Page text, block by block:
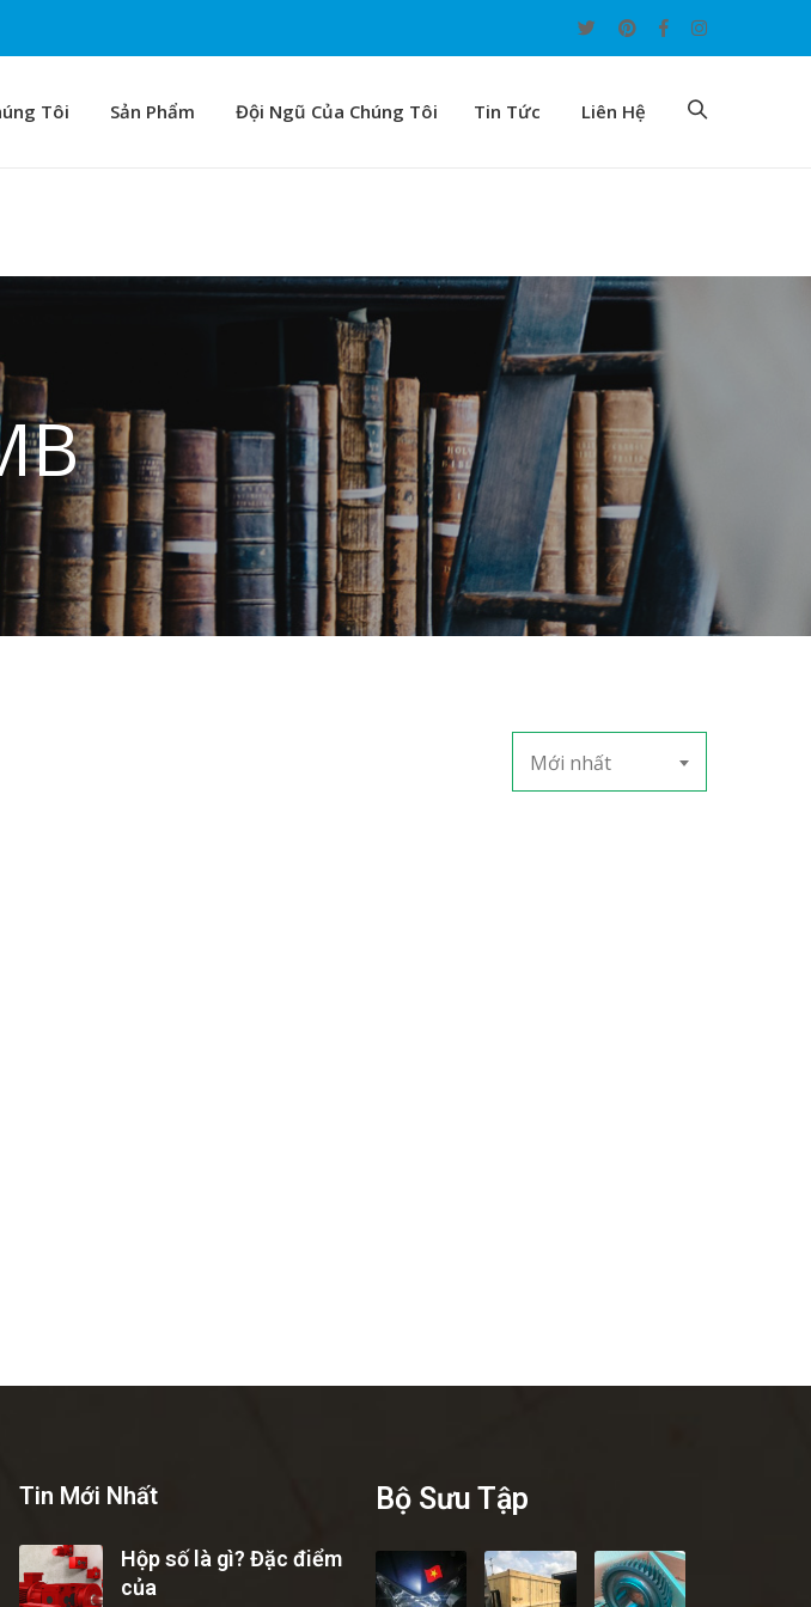
Tôi Sản Phẩm Đội Ngũ Của Chúng Tôi Tin Tức Liên Hệ
Mới nhất
Tin Mới Nhất
Hộp số là gì? Đặc điểm
của
Bộ Sưu Tập